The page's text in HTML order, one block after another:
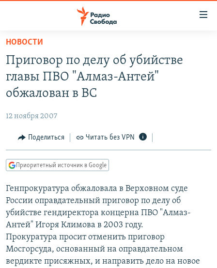
упрощенного
доступа
основному
Вернутся
Вернутся
поиску
ПОДКАСТЫ
АВТОРСКИЕ ПРОЕКТЫ
МНЕНИЯ
КУЛЬТУРА
КАВКАЗ.РЕАЛИИ
СЕВЕР.РЕАЛИИ
СИБИРЬ.РЕАЛИИ
РАСПИСАНИЕ ВЕЩАНИЯ
ПОДПИШИТЕСЬ НА РАССЫЛКУ
НОВОСТИ
Приговор по делу об убийстве
главы ПВО "Алмаз-Антей"
обжалован в ВС
12 ноября 2007
Поделиться Читать без VPN
Приоритетный источник в Google
Генпрокуратура обжаловала в Верховном суде
России оправдательный приговор по делу об
убийстве гендиректора концерна ПВО "Алмаз-
Антей" Игоря Климова в 2003 году.
Прокуратура просит отменить приговор
Мосгорсуда, основанный на оправдательном
вердикте присяжных, и направить дело на новое